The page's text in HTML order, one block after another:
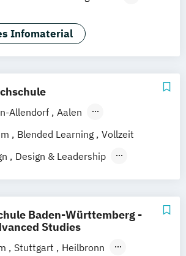
& Medienmanagement
(FH)
Hochschulzertifikat
Medienpsychologie
Infomaterial
Allendorf
Aalen
Berlin
Bonn
Kassel Leipzig Mannheim
Bochum Kaiserslautern
Regenstauf Dresden
Magdeburg Ostfildern
/ Kiel Stein / Nürnberg
Prichsenstadt
Blended Learning
Vollzeit
Design & Leadership
Produkte und Prozesse
Baden-Württemberg -
Studies
Stuttgart
Heilbronn